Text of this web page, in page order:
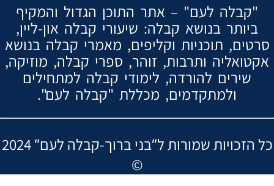
"קבלה לעם" – אתר התוכן הגדול והמקיף
ביותר בנושא קבלה: שיעורי קבלה און-ליין,
סרטים, תוכניות וקליפים, מאמרי קבלה בנושא
אקטואליה ותרבות, זוהר, ספרי קבלה, מוזיקה,
שירים להורדה, לימודי קבלה למתחילים
ולמתקדמים, מכללת "קבלה לעם".
2024 ″כל הזכויות שמורות ל″בני ברוך-קבלה לעם
©